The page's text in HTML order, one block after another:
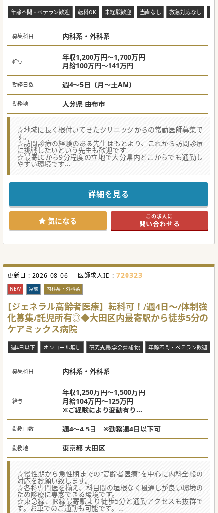
年齢不問・ベテラン歓迎 転科OK 未経験歓迎 当直なし 救急対応なし 複
募集科目 内科系・外科系
給与
年収1,200万円～1,700万円
月給100万円～141万円
勤務日数 週4～5日（月～土AM）
勤務地 大分県 由布市
☆地域に長く根付いてきたクリニックからの常勤医師募集で
す。
☆訪問診療の経験のある先生はもとより、これから訪問診療
に挑戦したいという先生も歓迎です
☆最寄ICから9分程度の立地で大分県内どこからでも通勤し
やすい環境です
■主治医制ではなく全員で診る仕組みを敷いています。訪問
診療が未経験の方でも研鑽を積みながらご勤務いただくこと
■ご勤務いただける医師を大切にする気風が根付いており、
業務過多を防ぐために受け持ち患者数を月間60名～70名に抑
えています。
■難しい手技などはなく、訪問看護が関わっており、基本的
にはクリニックの内科外来に近い働き方となっております。
【募集背景】
■常勤医師を拡充することを目指し、現任医師の負担軽減と
更なる医療の質向上に向けて募集を行っています。
■訪問診療の経験者はもとより、未経験やブランクのある内
科系医師の手厚い受け入れ体制を整えて新たな先生を求めて
います。
【具体的な医療機関情報】
■開院してから30年程の歴史ある無床診療所であり、対象エ
リアを限定した丁寧な地域密着型の訪問診療に特化していま
す。
■日祝休みや福利厚生として月5万円の住宅手当があり、県
内の主要なインターチェンジから10分以内と通勤の利便性も
高いです。
■他科から転科した先生も在籍しており、学閥がなく他県出
詳細を見る
気になる この求人に
問い合わせる
更新日 : 2026-08-06 医師求人ID : 720323
NEW 常勤 内科系・外科系
【ジェネラル高齢者医療】転科可！/週4日～/体制強
化募集/託児所有◎◆大田区内最寄駅から徒歩5分の
ケアミックス病院
週4日以下 オンコール無し 研究支援(学会費補助) 年齢不問・ベテラン歓迎
募集科目 内科系・外科系
給与
年収1,250万円～1,500万円
月給104万円～125万円
※ご経験により変動有り
※当直代別途支給
勤務日数 週4～4.5日 ※勤務週4日以下可
勤務地 東京都 大田区
☆慢性期から急性期までの“高齢者医療”を中心に内科全般の
対応をお願い致します。
☆各科専門医を揃え、科目間の垣根なく風通しが良い環境の
ため診療に専念できる環境です。
☆東急線、JR線最寄駅より徒歩5分と通勤アクセスも抜群で
す。お車でのご通勤も可能です。